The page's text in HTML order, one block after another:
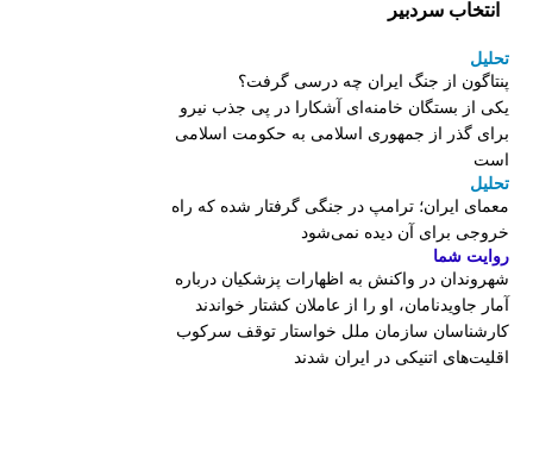
انتخاب سردبیر
تحلیل
پنتاگون از جنگ ایران چه درسی گرفت؟
یکی از بستگان خامنه‌ای آشکارا در پی جذب نیرو
برای گذر از جمهوری اسلامی به حکومت اسلامی
است
تحلیل
معمای ایران؛ ترامپ در جنگی گرفتار شده که راه
خروجی برای آن دیده نمی‌شود
روایت شما
شهروندان در واکنش به اظهارات پزشکیان درباره
آمار جاویدنامان، او را از عاملان کشتار خواندند
کارشناسان سازمان ملل خواستار توقف سرکوب
اقلیت‌های اتنیکی در ایران شدند